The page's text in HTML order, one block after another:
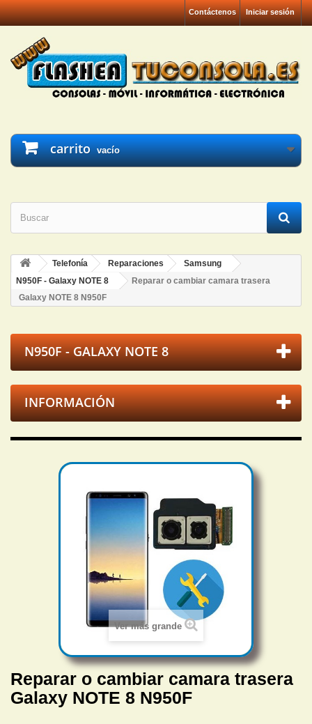
Iniciar sesión
Contáctenos
carrito vacío
Telefonía Reparaciones
Samsung
N950F - Galaxy NOTE 8
Reparar o cambiar camara trasera
Galaxy NOTE 8 N950F
N950F - GALAXY NOTE 8
INFORMACIÓN
Ver más grande
Reparar o cambiar camara trasera
Galaxy NOTE 8 N950F